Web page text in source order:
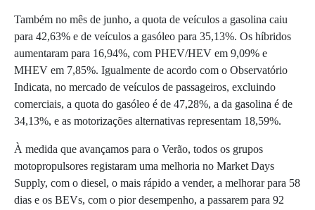
Também no mês de junho, a quota de veículos a gasolina caiu
para 42,63% e de veículos a gasóleo para 35,13%. Os híbridos
aumentaram para 16,94%, com PHEV/HEV em 9,09% e
MHEV em 7,85%. Igualmente de acordo com o Observatório
Indicata, no mercado de veículos de passageiros, excluindo
comerciais, a quota do gasóleo é de 47,28%, a da gasolina é de
34,13%, e as motorizações alternativas representam 18,59%.
À medida que avançamos para o Verão, todos os grupos
motopropulsores registaram uma melhoria no Market Days
Supply, com o diesel, o mais rápido a vender, a melhorar para 58
dias e os BEVs, com o pior desempenho, a passarem para 92